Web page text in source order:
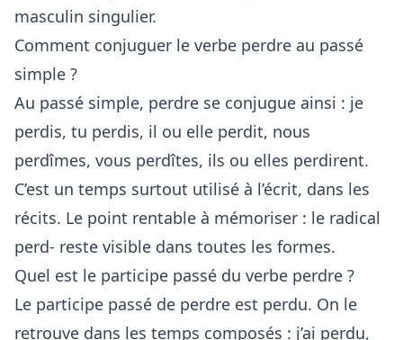
masculin singulier.
Comment conjuguer le verbe perdre au passé
simple ?
Au passé simple, perdre se conjugue ainsi : je
perdis, tu perdis, il ou elle perdit, nous
perdîmes, vous perdîtes, ils ou elles perdirent.
C’est un temps surtout utilisé à l’écrit, dans les
récits. Le point rentable à mémoriser : le radical
perd- reste visible dans toutes les formes.
Quel est le participe passé du verbe perdre ?
Le participe passé de perdre est perdu. On le
retrouve dans les temps composés : j’ai perdu,